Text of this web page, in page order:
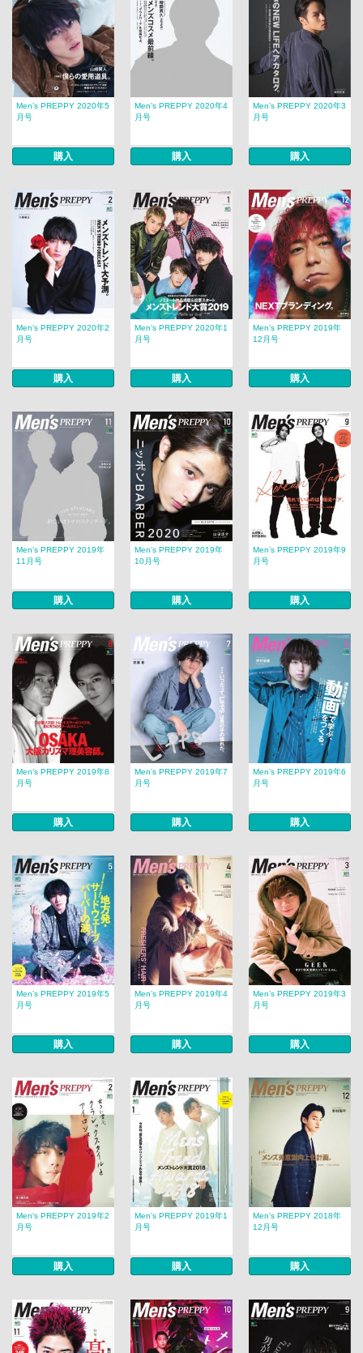
Men’s PREPPY 2020年5
月号
購入
Men’s PREPPY 2020年4
月号
購入
Men’s PREPPY 2020年3
月号
購入
Men’s PREPPY 2020年2
月号
購入
Men’s PREPPY 2020年1
月号
購入
Men’s PREPPY 2019年
12月号
購入
Men’s PREPPY 2019年
11月号
購入
Men’s PREPPY 2019年
10月号
購入
Men’s PREPPY 2019年9
月号
購入
Men’s PREPPY 2019年8
月号
購入
Men’s PREPPY 2019年7
月号
購入
Men’s PREPPY 2019年6
月号
購入
Men’s PREPPY 2019年5
月号
購入
Men’s PREPPY 2019年4
月号
購入
Men’s PREPPY 2019年3
月号
購入
Men’s PREPPY 2019年2
月号
購入
Men’s PREPPY 2019年1
月号
購入
Men’s PREPPY 2018年
12月号
購入